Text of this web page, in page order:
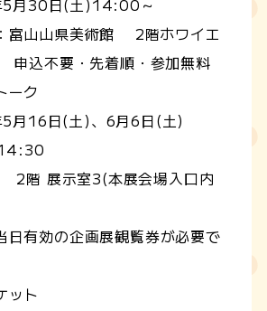
5月30日(土)14:00～
富山山県美術館 2階ホワイエ
込不要・先着順・参加無料
ーク
月16日(土)、6月6日(土)
2階 展示室3(本展会場入口内
有効の企画展観覧券が必要で
ット